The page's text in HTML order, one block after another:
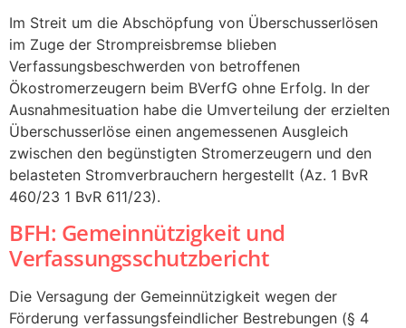
Im Streit um die Abschöpfung von Überschusserlösen
im Zuge der Strompreisbremse blieben
Verfassungsbeschwerden von betroffenen
Ökostromerzeugern beim BVerfG ohne Erfolg. In der
Ausnahmesituation habe die Umverteilung der erzielten
Überschusserlöse einen angemessenen Ausgleich
zwischen den begünstigten Stromerzeugern und den
belasteten Stromverbrauchern hergestellt (Az. 1 BvR
460/23 1 BvR 611/23).
BFH: Gemeinnützigkeit und
Verfassungsschutzbericht
Die Versagung der Gemeinnützigkeit wegen der
Förderung verfassungsfeindlicher Bestrebungen (§ 4